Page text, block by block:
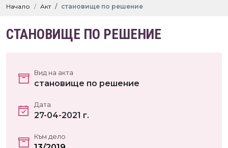
Начало Акт становище по решение
СТАНОВИЩЕ ПО РЕШЕНИЕ
Вид на акта
становище по решение
Дата
27-04-2021 г.
Към дело